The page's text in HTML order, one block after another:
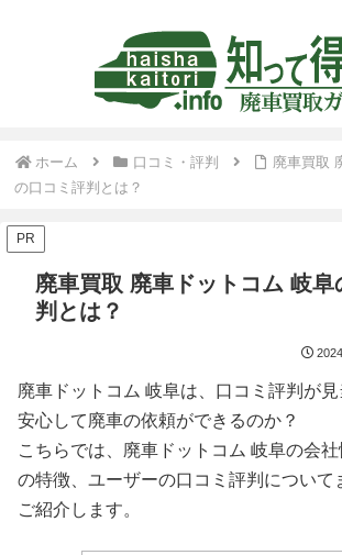
ホーム 口コミ・評判
廃車買取
の口コミ評判とは？
PR
廃車買取 廃車ドットコム 岐阜
判とは？
廃車ドットコム 岐阜は、口コミ評判が
安心して廃車の依頼ができるのか？
こちらでは、廃車ドットコム 岐阜の会
の特徴、ユーザーの口コミ評判について
ご紹介します。